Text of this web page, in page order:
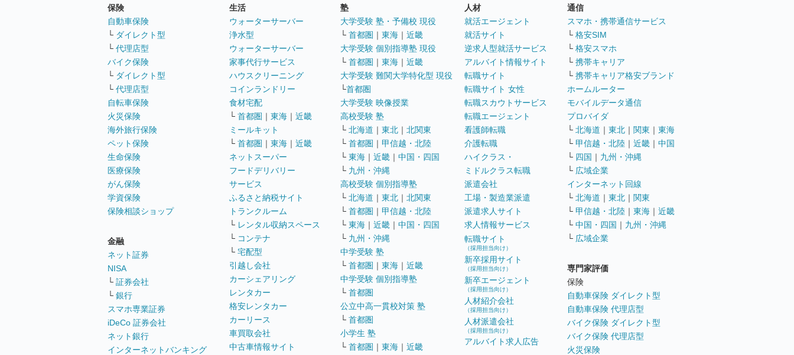
保険
自動車保険
└ ダイレクト型
└ 代理店型
バイク保険
└ ダイレクト型
└ 代理店型
自転車保険
火災保険
海外旅行保険
ペット保険
生命保険
医療保険
がん保険
学資保険
保険相談ショップ
金融
ネット証券
NISA
└ 証券会社
└ 銀行
スマホ専業証券
iDeCo 証券会社
ネット銀行
インターネットバンキング
生活
ウォーターサーバー
浄水型
ウォーターサーバー
家事代行サービス
ハウスクリーニング
コインランドリー
食材宅配
└ 首都圏 ｜ 東海 ｜ 近畿
ミールキット
└ 首都圏 ｜ 東海 ｜ 近畿
ネットスーパー
フードデリバリー
サービス
ふるさと納税サイト
トランクルーム
└ レンタル収納スペース
└ コンテナ
└ 宅配型
引越し会社
カーシェアリング
レンタカー
格安レンタカー
カーリース
車買取会社
中古車情報サイト
塾
大学受験 塾・予備校 現役
└ 首都圏 ｜ 東海 ｜ 近畿
大学受験 個別指導塾 現役
└ 首都圏 ｜ 東海 ｜ 近畿
大学受験 難関大学特化型 現役
└首都圏
大学受験 映像授業
高校受験 塾
└ 北海道 ｜ 東北 ｜ 北関東
└ 首都圏 ｜ 甲信越・北陸
└ 東海 ｜ 近畿 ｜ 中国・四国
└ 九州・沖縄
高校受験 個別指導塾
└ 北海道 ｜ 東北 ｜ 北関東
└ 首都圏 ｜ 甲信越・北陸
└ 東海 ｜ 近畿 ｜ 中国・四国
└ 九州・沖縄
中学受験 塾
└ 首都圏 ｜ 東海 ｜ 近畿
中学受験 個別指導塾
└ 首都圏
公立中高一貫校対策 塾
└ 首都圏
小学生 塾
└ 首都圏 ｜ 東海 ｜ 近畿
人材
就活エージェント
就活サイト
逆求人型就活サービス
アルバイト情報サイト
転職サイト
転職サイト 女性
転職スカウトサービス
転職エージェント
看護師転職
介護転職
ハイクラス・
ミドルクラス転職
派遣会社
工場・製造業派遣
派遣求人サイト
求人情報サービス
転職サイト
（採用担当向け）
新卒採用サイト
（採用担当向け）
新卒エージェント
（採用担当向け）
人材紹介会社
（採用担当向け）
人材派遣会社
（採用担当向け）
アルバイト求人広告
通信
スマホ・携帯通信サービス
└ 格安SIM
└ 格安スマホ
└ 携帯キャリア
└ 携帯キャリア格安ブランド
ホームルーター
モバイルデータ通信
プロバイダ
└ 北海道 ｜ 東北 ｜ 関東 ｜ 東海
└ 甲信越・北陸 ｜ 近畿 ｜ 中国
└ 四国 ｜ 九州・沖縄
└ 広域企業
インターネット回線
└ 北海道 ｜ 東北 ｜ 関東
└ 甲信越・北陸 ｜ 東海 ｜ 近畿
└ 中国・四国 ｜ 九州・沖縄
└ 広域企業
専門家評価
保険
自動車保険 ダイレクト型
自動車保険 代理店型
バイク保険 ダイレクト型
バイク保険 代理店型
火災保険